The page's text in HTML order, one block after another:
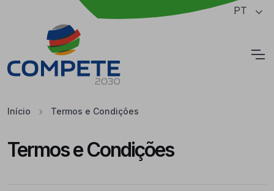
Saltar para o conteúdo principal da página PT
Início Termos e Condições
Termos e Condições